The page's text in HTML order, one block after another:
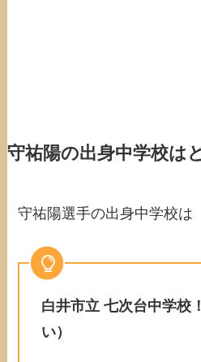
守祐陽の出身中学校は
守祐陽選手の出身中学校は
白井市立 七次台中学校
い）